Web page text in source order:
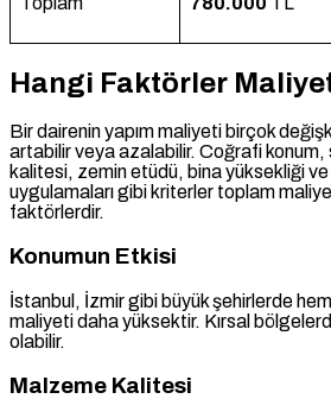
Hangi Faktörler
Bir dairenin yapım maliyeti birçok
artabilir veya azalabilir. Coğrafi
kalitesi, zemin etüdü, bina yüksekliği
uygulamaları gibi kriterler toplam
faktörlerdir.
Konumun Etkisi
İstanbul, İzmir gibi büyük şehirlerde
maliyeti daha yüksektir. Kırsal
olabilir.
Malzeme Kalitesi